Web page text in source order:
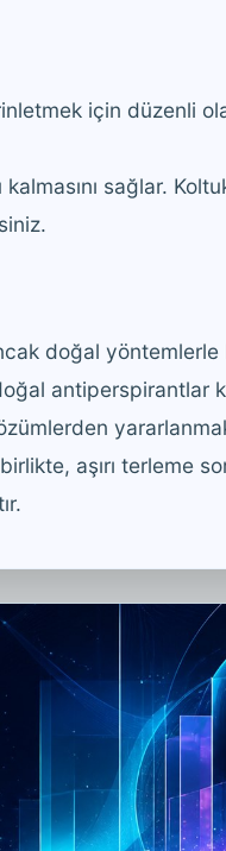
için düzenli
sağlar.
doğal
antiperspirantlar
aşırı terleme